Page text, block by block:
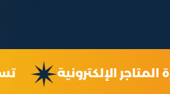
إدارة المتاجر الإلكترونية